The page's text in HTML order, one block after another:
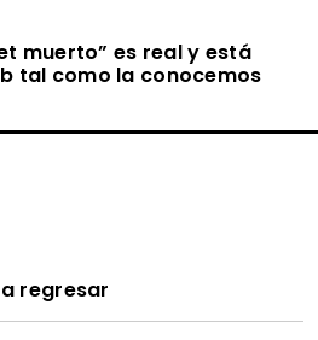
muerto” es real y está
tal como la conocemos
regresar